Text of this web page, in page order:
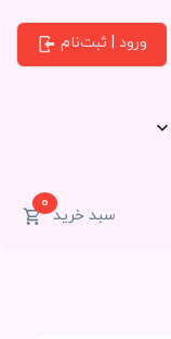
ورود | ثبت‌نام
سبد خرید0